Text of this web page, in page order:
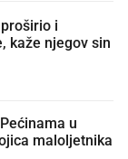
i
kaže njegov sin
u
maloljetnika